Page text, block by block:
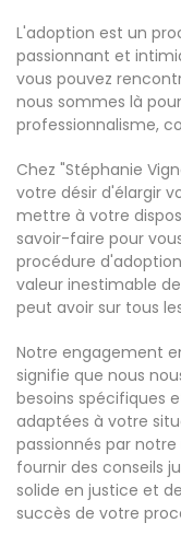
L'adoption est un
passionnant et
vous pouvez
nous sommes là
professionnalisme,
Chez "Stéphanie
votre désir d'élargir
mettre à votre
savoir-faire pour
procédure
valeur inestimable
peut avoir sur tous
Notre engagement
signifie que nous
besoins spécifiques
adaptées à votre
passionnés par
fournir des conseils
solide en justice et
succès de votre